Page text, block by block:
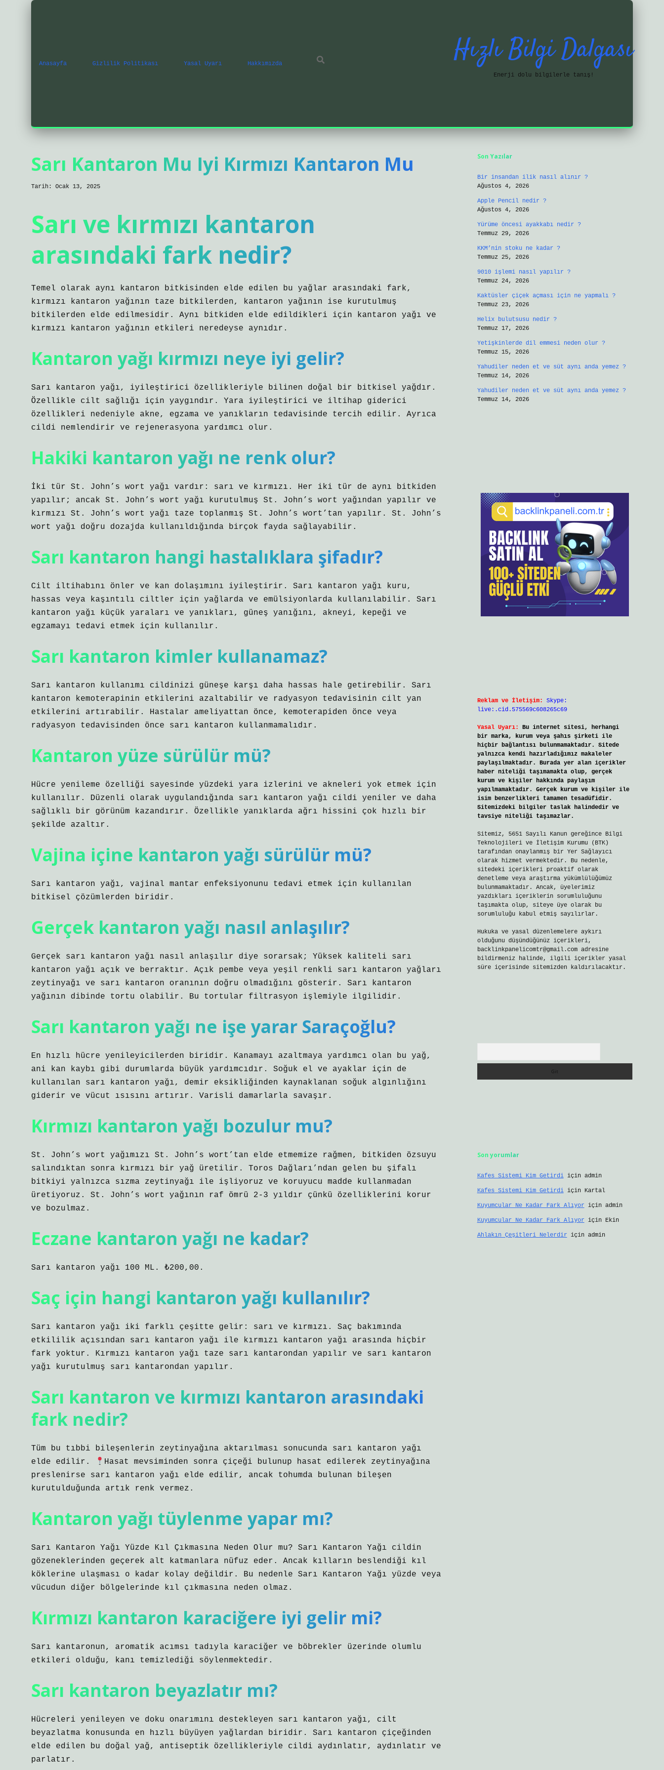
Anasayfa Gizlilik Politikası Yasal Uyarı Hakkımızda Hızlı Bilgi Dalgası
Enerji dolu bilgilerle tanış!
Sarı Kantaron Mu Iyi Kırmızı Kantaron Mu
Tarih: Ocak 13, 2025
Sarı ve kırmızı kantaron
arasındaki fark nedir?
Temel olarak aynı kantaron bitkisinden elde edilen bu yağlar arasındaki fark,
kırmızı kantaron yağının taze bitkilerden, kantaron yağının ise kurutulmuş
bitkilerden elde edilmesidir. Aynı bitkiden elde edildikleri için kantaron yağı ve
kırmızı kantaron yağının etkileri neredeyse aynıdır.
Kantaron yağı kırmızı neye iyi gelir?
Sarı kantaron yağı, iyileştirici özellikleriyle bilinen doğal bir bitkisel yağdır.
Özellikle cilt sağlığı için yaygındır. Yara iyileştirici ve iltihap giderici
özellikleri nedeniyle akne, egzama ve yanıkların tedavisinde tercih edilir. Ayrıca
cildi nemlendirir ve rejenerasyona yardımcı olur.
Hakiki kantaron yağı ne renk olur?
İki tür St. John’s wort yağı vardır: sarı ve kırmızı. Her iki tür de aynı bitkiden
yapılır; ancak St. John’s wort yağı kurutulmuş St. John’s wort yağından yapılır ve
kırmızı St. John’s wort yağı taze toplanmış St. John’s wort’tan yapılır. St. John’s
wort yağı doğru dozajda kullanıldığında birçok fayda sağlayabilir.
Sarı kantaron hangi hastalıklara şifadır?
Cilt iltihabını önler ve kan dolaşımını iyileştirir. Sarı kantaron yağı kuru,
hassas veya kaşıntılı ciltler için yağlarda ve emülsiyonlarda kullanılabilir. Sarı
kantaron yağı küçük yaraları ve yanıkları, güneş yanığını, akneyi, kepeği ve
egzamayı tedavi etmek için kullanılır.
Sarı kantaron kimler kullanamaz?
Sarı kantaron kullanımı cildinizi güneşe karşı daha hassas hale getirebilir. Sarı
kantaron kemoterapinin etkilerini azaltabilir ve radyasyon tedavisinin cilt yan
etkilerini artırabilir. Hastalar ameliyattan önce, kemoterapiden önce veya
radyasyon tedavisinden önce sarı kantaron kullanmamalıdır.
Kantaron yüze sürülür mü?
Hücre yenileme özelliği sayesinde yüzdeki yara izlerini ve akneleri yok etmek için
kullanılır. Düzenli olarak uygulandığında sarı kantaron yağı cildi yeniler ve daha
sağlıklı bir görünüm kazandırır. Özellikle yanıklarda ağrı hissini çok hızlı bir
şekilde azaltır.
Vajina içine kantaron yağı sürülür mü?
Sarı kantaron yağı, vajinal mantar enfeksiyonunu tedavi etmek için kullanılan
bitkisel çözümlerden biridir.
Gerçek kantaron yağı nasıl anlaşılır?
Gerçek sarı kantaron yağı nasıl anlaşılır diye sorarsak; Yüksek kaliteli sarı
kantaron yağı açık ve berraktır. Açık pembe veya yeşil renkli sarı kantaron yağları
zeytinyağı ve sarı kantaron oranının doğru olmadığını gösterir. Sarı kantaron
yağının dibinde tortu olabilir. Bu tortular filtrasyon işlemiyle ilgilidir.
Sarı kantaron yağı ne işe yarar Saraçoğlu?
En hızlı hücre yenileyicilerden biridir. Kanamayı azaltmaya yardımcı olan bu yağ,
ani kan kaybı gibi durumlarda büyük yardımcıdır. Soğuk el ve ayaklar için de
kullanılan sarı kantaron yağı, demir eksikliğinden kaynaklanan soğuk algınlığını
giderir ve vücut ısısını artırır. Varisli damarlarla savaşır.
Kırmızı kantaron yağı bozulur mu?
St. John’s wort yağımızı St. John’s wort’tan elde etmemize rağmen, bitkiden özsuyu
salındıktan sonra kırmızı bir yağ üretilir. Toros Dağları’ndan gelen bu şifalı
bitkiyi yalnızca sızma zeytinyağı ile işliyoruz ve koruyucu madde kullanmadan
üretiyoruz. St. John’s wort yağının raf ömrü 2-3 yıldır çünkü özelliklerini korur
ve bozulmaz.
Eczane kantaron yağı ne kadar?
Sarı kantaron yağı 100 ML. ₺200,00.
Saç için hangi kantaron yağı kullanılır?
Sarı kantaron yağı iki farklı çeşitte gelir: sarı ve kırmızı. Saç bakımında
etkililik açısından sarı kantaron yağı ile kırmızı kantaron yağı arasında hiçbir
fark yoktur. Kırmızı kantaron yağı taze sarı kantarondan yapılır ve sarı kantaron
yağı kurutulmuş sarı kantarondan yapılır.
Sarı kantaron ve kırmızı kantaron arasındaki
fark nedir?
Tüm bu tıbbi bileşenlerin zeytinyağına aktarılması sonucunda sarı kantaron yağı
elde edilir.
Hasat mevsiminden sonra çiçeği bulunup hasat edilerek zeytinyağına
preslenirse sarı kantaron yağı elde edilir, ancak tohumda bulunan bileşen
kurutulduğunda artık renk vermez.
Kantaron yağı tüylenme yapar mı?
Sarı Kantaron Yağı Yüzde Kıl Çıkmasına Neden Olur mu? Sarı Kantaron Yağı cildin
gözeneklerinden geçerek alt katmanlara nüfuz eder. Ancak kılların beslendiği kıl
köklerine ulaşması o kadar kolay değildir. Bu nedenle Sarı Kantaron Yağı yüzde veya
vücudun diğer bölgelerinde kıl çıkmasına neden olmaz.
Kırmızı kantaron karaciğere iyi gelir mi?
Sarı kantaronun, aromatik acımsı tadıyla karaciğer ve böbrekler üzerinde olumlu
etkileri olduğu, kanı temizlediği söylenmektedir.
Sarı kantaron beyazlatır mı?
Hücreleri yenileyen ve doku onarımını destekleyen sarı kantaron yağı, cilt
beyazlatma konusunda en hızlı büyüyen yağlardan biridir. Sarı kantaron çiçeğinden
elde edilen bu doğal yağ, antiseptik özellikleriyle cildi aydınlatır, aydınlatır ve
parlatır.
Sidebar
Son Yazılar
Bir insandan ilik nasıl alınır ?
Ağustos 4, 2026
Apple Pencil nedir ?
Ağustos 4, 2026
Yürüme öncesi ayakkabı nedir ?
Temmuz 29, 2026
KKM’nin stoku ne kadar ?
Temmuz 25, 2026
9010 işlemi nasıl yapılır ?
Temmuz 24, 2026
Kaktüsler çiçek açması için ne yapmalı ?
Temmuz 23, 2026
Helix bulutsusu nedir ?
Temmuz 17, 2026
Yetişkinlerde dil emmesi neden olur ?
Temmuz 15, 2026
Yahudiler neden et ve süt aynı anda yemez ?
Temmuz 14, 2026
Yahudiler neden et ve süt aynı anda yemez ?
Temmuz 14, 2026
Reklam ve İletişim:
Skype:
live:.cid.575569c608265c69
Yasal Uyarı:
Bu internet sitesi, herhangi
bir marka, kurum veya şahıs şirketi ile
hiçbir bağlantısı bulunmamaktadır. Sitede
yalnızca kendi hazırladığımız makaleler
paylaşılmaktadır. Burada yer alan içerikler
haber niteliği taşımamakta olup, gerçek
kurum ve kişiler hakkında paylaşım
yapılmamaktadır. Gerçek kurum ve kişiler ile
isim benzerlikleri tamamen tesadüfidir.
Sitemizdeki bilgiler taslak halindedir ve
tavsiye niteliği taşımazlar.
Sitemiz, 5651 Sayılı Kanun gereğince Bilgi
Teknolojileri ve İletişim Kurumu (BTK)
tarafından onaylanmış bir Yer Sağlayıcı
olarak hizmet vermektedir. Bu nedenle,
sitedeki içerikleri proaktif olarak
denetleme veya araştırma yükümlülüğümüz
bulunmamaktadır. Ancak, üyelerimiz
yazdıkları içeriklerin sorumluluğunu
taşımakta olup, siteye üye olarak bu
sorumluluğu kabul etmiş sayılırlar.
Hukuka ve yasal düzenlemelere aykırı
olduğunu düşündüğünüz içerikleri,
backlinkpanelicomtr@gmail.comadresine
bildirmeniz halinde, ilgili içerikler yasal
süre içerisinde sitemizden kaldırılacaktır.
Son yorumlar
Kafes Sistemi Kim Getirdiiçin admin
Kafes Sistemi Kim Getirdiiçin Kartal
Kuyumcular Ne Kadar Fark Alıyor için admin
Kuyumcular Ne Kadar Fark Alıyor için Ekin
Ahlakın Çeşitleri Nelerdir için admin
https://ilbetgir.net/